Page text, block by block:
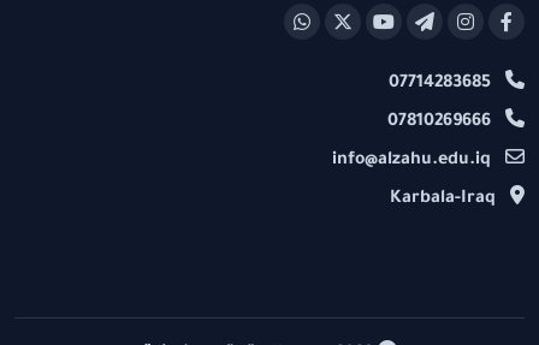
07714283685
07810269666
info@alzahu.edu.iq
Karbala-Iraq